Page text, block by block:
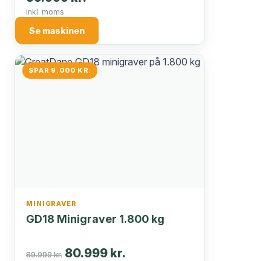
inkl. moms
Se maskinen
SPAR 9.000 KR.
MINIGRAVER
GD18 Minigraver 1.800 kg
89.999 kr. 80.999 kr.